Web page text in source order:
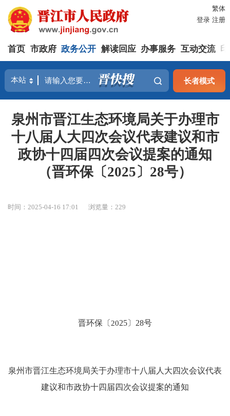
繁体
登录 注册
首页 市政府 政务公开 解读回应 办事服务 互动交流
长者模式
泉州市晋江生态环境局关于办理市
十八届人大四次会议代表建议和市
政协十四届四次会议提案的通知
（晋环保〔2025〕28号）
时间：2025-04-16 17:01 浏览量：229
晋环保 〔 2025 〕 28号
泉州市晋江生态环境局关于办理市十八 届 人大 四次会议代表
建议和市政协十四 届 四次会议提案的通知